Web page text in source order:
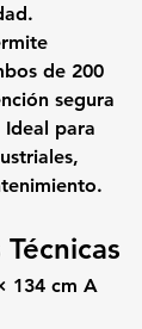
de 200
segura
para
134 cm A